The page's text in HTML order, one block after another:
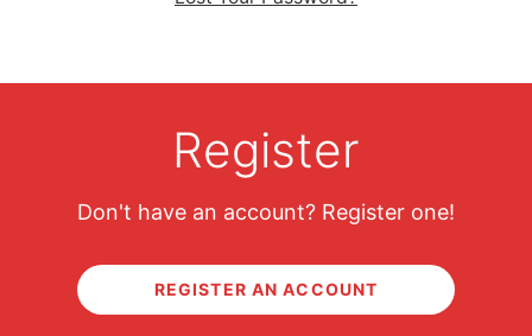
Register
Don't have an account? Register one!
REGISTER AN ACCOUNT
หากใครไม่มีทั้ง FACEBOOK และ GMAIL
กรอก email ของท่าน และ